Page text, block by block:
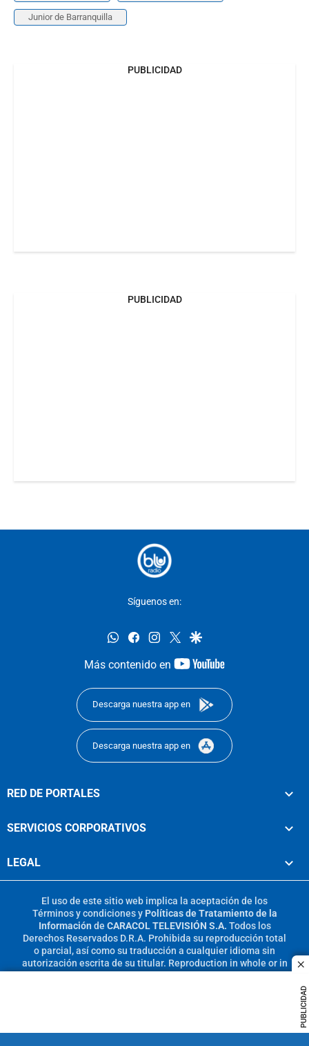
PUBLICIDAD
Junior de Barranquilla
PUBLICIDAD
PUBLICIDAD
Síguenos en:
whatsappfacebookinstagram
twittergoogle
Más contenido en
youtube-
Descarga nuestra app en
Descarga nuestra app en
RED DE PORTALES
SERVICIOS CORPORATIVOS
LEGAL
El uso de este sitio web implica la aceptación de los
Términos y condicionesy Políticas de Tratamiento de la
Información de CARACOL TELEVISIÓN S.A. Todos los
Derechos Reservados D.R.A. Prohibida su reproducción total
o parcial, así como su traducción a cualquier idioma sin
autorización escrita de su titular. Reproduction in whole or in